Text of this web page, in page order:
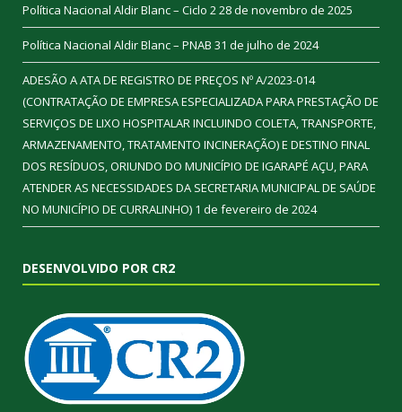
Política Nacional Aldir Blanc – Ciclo 228 de novembro de 2025
Política Nacional Aldir Blanc – PNAB 31 de julho de 2024
ADESÃO A ATA DE REGISTRO DE PREÇOS Nº A/2023-014
(CONTRATAÇÃO DE EMPRESA ESPECIALIZADA PARA PRESTAÇÃO DE
SERVIÇOS DE LIXO HOSPITALAR INCLUINDO COLETA, TRANSPORTE,
ARMAZENAMENTO, TRATAMENTO INCINERAÇÃO) E DESTINO FINAL
DOS RESÍDUOS, ORIUNDO DO MUNICÍPIO DE IGARAPÉ AÇU, PARA
ATENDER AS NECESSIDADES DA SECRETARIA MUNICIPAL DE SAÚDE
NO MUNICÍPIO DE CURRALINHO) 1 de fevereiro de 2024
DESENVOLVIDO POR CR2